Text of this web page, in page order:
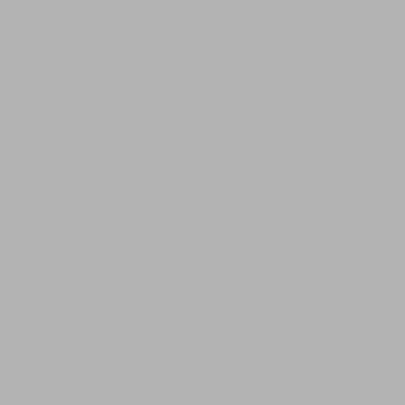
funzionamento
l’esperienza di
per mostrare
e sarà
salvo i Cookie
È importante tenere
sulla
selezionata